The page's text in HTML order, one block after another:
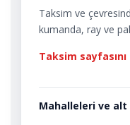
Taksim ve
kumanda, ray ve
Taksim
Mahalleleri ve